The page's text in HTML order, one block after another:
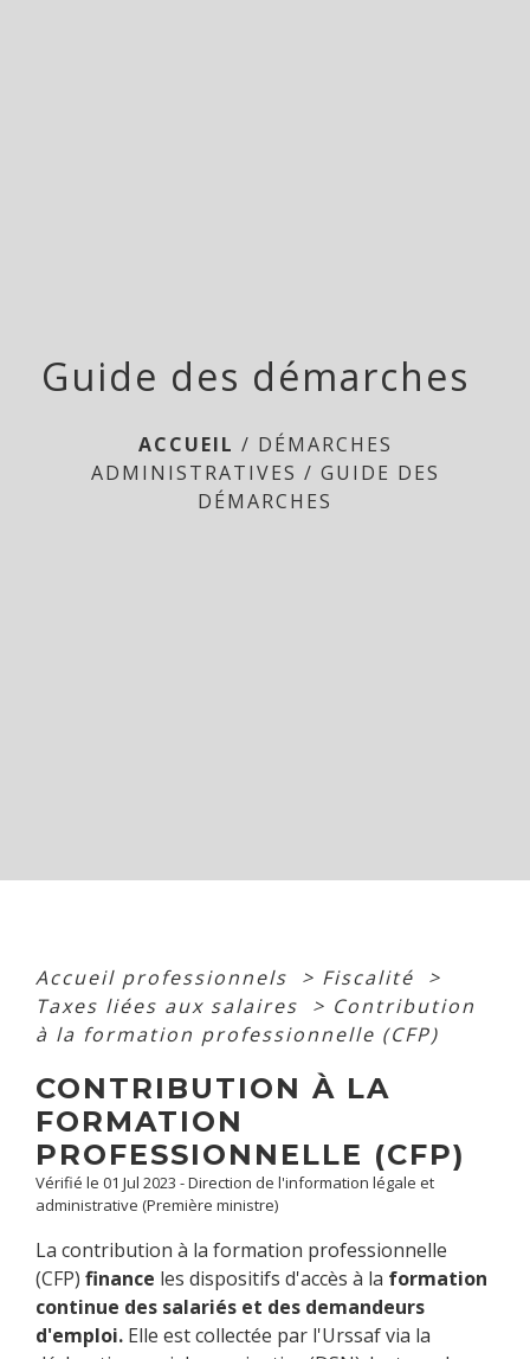
Guide des démarches
ACCUEIL / DÉMARCHES
ADMINISTRATIVES / GUIDE DES
DÉMARCHES
Accueil professionnels > Fiscalité
>
Taxes liées aux salaires
> Contribution
à la formation professionnelle (CFP)
CONTRIBUTION À LA
FORMATION
PROFESSIONNELLE (CFP)
Vérifié le 01 Jul 2023 - Direction de l'information légale et
administrative (Première ministre)
La contribution à la formation professionnelle
(CFP) finance les dispositifs d'accès à la formation
continue des salariés et des demandeurs
d'emploi. Elle est collectée par l'Urssaf via la